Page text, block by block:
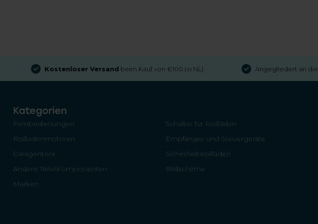
Kostenloser Versand beim Kauf von €100 (in NL) Angegliedert an die
Kategorien
Fernbedienungen
Schalter für Rollläden
Rollladenmotoren
Empfänger und Steuergeräte
Garagentore
Sicherheitsrollläden
Andere Teile/Komponenten
Bildschirme
Marken